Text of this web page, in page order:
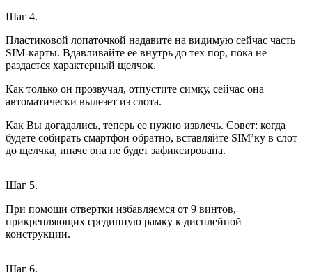
Шаг 4.
Пластиковой лопаточкой надавите на видимую сейчас часть
SIM-карты. Вдавливайте ее внутрь до тех пор, пока не
раздастся характерный щелчок.
Как только он прозвучал, отпустите симку, сейчас она
автоматически вылезет из слота.
Как Вы догадались, теперь ее нужно извлечь. Совет: когда
будете собирать смартфон обратно, вставляйте SIM’ку в слот
до щелчка, иначе она не будет зафиксирована.
Шаг 5.
При помощи отвертки избавляемся от 9 винтов,
прикрепляющих срединную рамку к дисплейной
конструкции.
Шаг 6.